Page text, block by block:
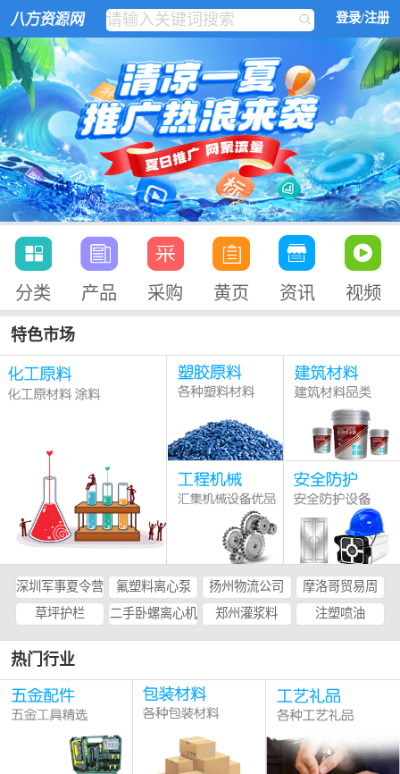
登录/注册
分类 产品 采购 黄页 资讯 视频
特色市场
深圳军事夏令营 氟塑料离心泵 扬州物流公司
摩洛哥贸易周
草坪护栏
二手卧螺离心机 郑州灌浆料 注塑喷油
热门行业